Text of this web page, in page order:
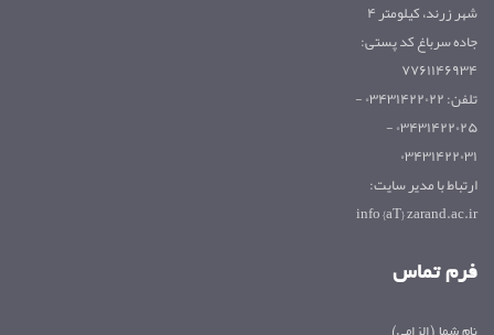
شهر زرند، کیلومتر ۴
جاده سرباغ کد پستی:
۷۷۶۱۱۴۶۹۳۴
تلفن: ۰۳۴۳۱۴۲۲۰۲۲ -
۰۳۴۳۱۴۲۲۰۲۵ -
۰۳۴۳۱۴۲۲۰۳۱
ارتباط با مدیر سایت:
info {aT} zarand.ac.ir
فرم تماس